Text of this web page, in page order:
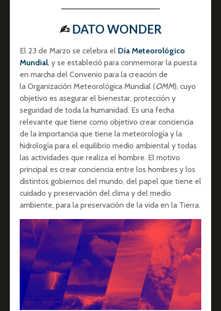
✍︎ DATO WONDER
El 23 de Marzo se celebra el Día Meteorológico
Mundial, y se estableció para conmemorar la puesta
en marcha del Convenio para la creación de
la Organización Meteorológica Mundial (OMM), cuyo
objetivo es asegurar el bienestar, protección y
seguridad de toda la humanidad. Es una fecha
relevante que tiene como objetivo crear conciencia
de la importancia que tiene la meteorología y la
hidrología para el equilibrio medio ambiental y todas
las actividades que realiza el hombre. El motivo
principal es crear conciencia entre los hombres y los
distintos gobiernos del mundo, del papel que tiene el
cuidado y preservación del clima y del medio
ambiente, para la preservación de la vida en la Tierra.